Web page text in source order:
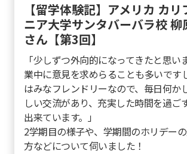
【留学体験記】アメリカ カリ
ニア大学サンタバーバラ校 柳
さん【第3回】
「少しずつ外向的になってきたと思い
業中に意見を求めらることも多いです
はみなフレンドリーなので、毎日何か
しい交流があり、充実した時間を過ご
出来ています。」
2学期目の様子や、学期間のホリデー
方などについて伺いました！